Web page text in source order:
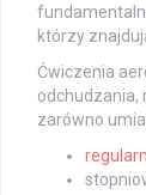
którzy
Ćwiczenia
odchudzania,
zarówno